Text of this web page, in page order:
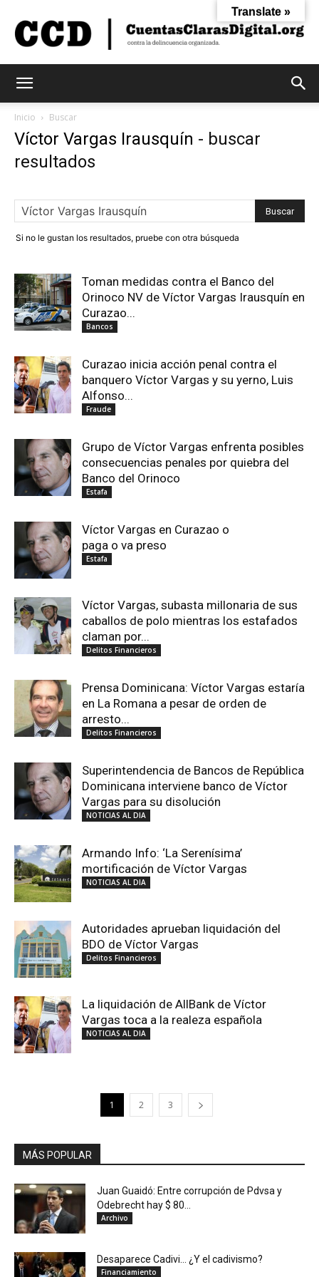
Digital
Inicio Buscar
Víctor Vargas Irausquín - buscar
resultados
Si no le gustan los resultados, pruebe con otra búsqueda
Toman medidas contra el Banco del
Orinoco NV de Víctor Vargas Irausquín en
Curazao...
Bancos
Curazao inicia acción penal contra el
banquero Víctor Vargas y su yerno, Luis
Alfonso...
Fraude
Grupo de Víctor Vargas enfrenta posibles
consecuencias penales por quiebra del
Banco del Orinoco
Estafa
Víctor Vargas en Curazao o
paga o va preso
Estafa
Víctor Vargas, subasta millonaria de sus
caballos de polo mientras los estafados
claman por...
Delitos Financieros
Prensa Dominicana: Víctor Vargas estaría
en La Romana a pesar de orden de
arresto...
Delitos Financieros
Superintendencia de Bancos de República
Dominicana interviene banco de Víctor
Vargas para su disolución
NOTICIAS AL DIA
Armando Info: ‘La Serenísima’
mortificación de Víctor Vargas
NOTICIAS AL DIA
Autoridades aprueban liquidación del
BDO de Víctor Vargas
Delitos Financieros
La liquidación de AllBank de Víctor
Vargas toca a la realeza española
NOTICIAS AL DIA
1 2 3
MÁS POPULAR
Juan Guaidó: Entre corrupción de Pdvsa y
Odebrecht hay $ 80...
Archivo
Desaparece Cadivi… ¿Y el cadivismo?
Financiamiento
Translate »